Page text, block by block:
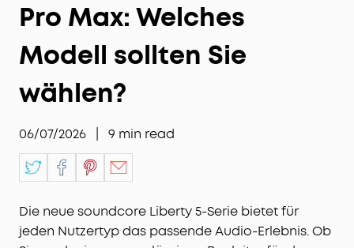
Pro Max: Welches
Modell sollten Sie
wählen?
06/07/2026 9 min read
Die neue soundcore Liberty 5-Serie bietet für
jeden Nutzertyp das passende Audio-Erlebnis. Ob